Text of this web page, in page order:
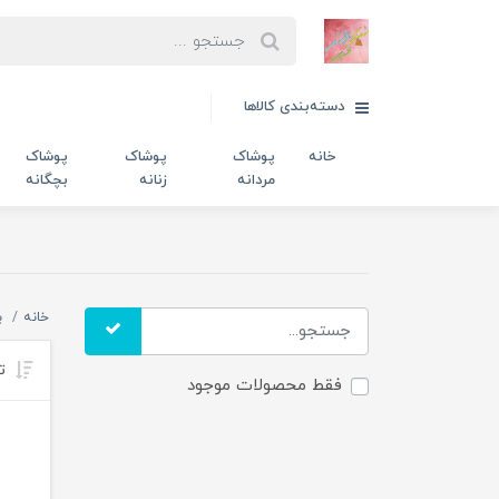
دسته‌بندی کالاها
خانه
پوشاک
مردانه
پوشاک
زنانه
پوشاک
بچگانه
فقط محصولات موجود
خانه